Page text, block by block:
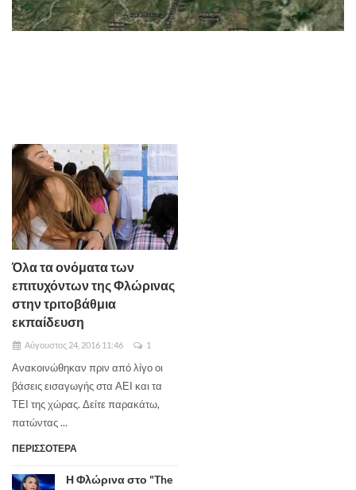
Όλα τα ονόματα των
επιτυχόντων της Φλώρινας
στην τριτοβάθμια
εκπαίδευση
Αύγουστος 24, 2016 11:46 1
Ανακοινώθηκαν πριν από λίγο οι
βάσεις εισαγωγής στα ΑΕΙ και τα
ΤΕΙ της χώρας. Δείτε παρακάτω,
πατώντας ...
ΠΕΡΙΣΣΟΤΕΡΑ
Η Φλώρινα στο "The